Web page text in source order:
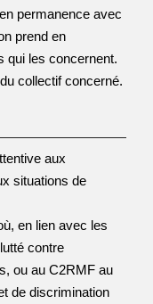
permanence avec
prend en
qui les concernent.
collectif concerné.
aux
situations de
en lien avec les
contre
ou au C2RMF au
de discrimination